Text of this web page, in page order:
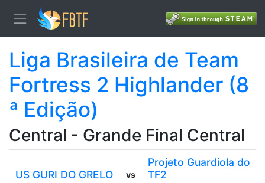
Liga Brasileira de Team
Fortress 2 Highlander (8
ª Edição)
Central - Grande Final Central
US GURI DO GRELO vs
Projeto Guardiola do
TF2